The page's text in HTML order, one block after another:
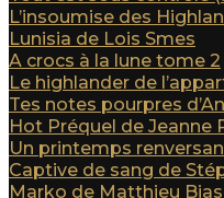
L’insoumise des
Lunisia de Lois Smes
A crocs à la lune tome 2
Le highlander de
Tes notes pourpres
Hot Préquel de Jeanne
Un printemps
Captive de sang de
Marko de Matthieu